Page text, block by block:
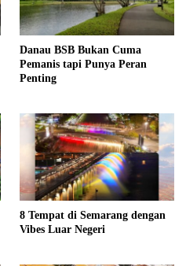
Danau BSB Bukan Cuma
Pemanis tapi Punya Peran
Penting
8 Tempat di Semarang dengan
Vibes Luar Negeri